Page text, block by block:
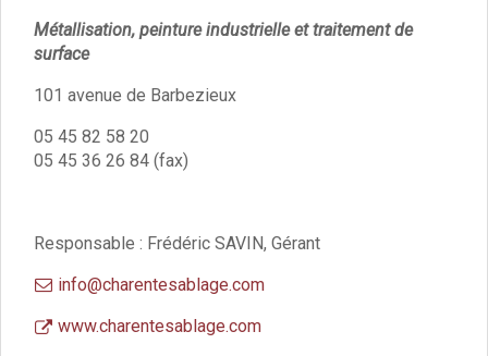
Arrêtés du Maire
Services municipaux
Organigramme
État civil/élections/formalités
administratives
Affaires Scolaires
Police Municipale/règlementation
Cimetière/réglementation funéraire
Métallisation, peinture industrielle et traitement de
surface
101 avenue de Barbezieux
05 45 82 58 20
05 45 36 26 84 (fax)
Responsable : Frédéric SAVIN, Gérant
info@charentesablage.com
www.charentesablage.com